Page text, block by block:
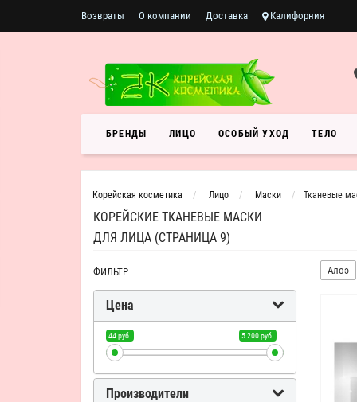
Возвраты О компании Доставка Калифорния
БРЕНДЫ ЛИЦО ОСОБЫЙ УХОД ТЕЛО
Корейская косметика Лицо Маски Тканевые
КОРЕЙСКИЕ ТКАНЕВЫЕ МАСКИ
ДЛЯ ЛИЦА (СТРАНИЦА 9)
ФИЛЬТР
Цена
44 руб. 5 200 руб.
Производители
Алоэ